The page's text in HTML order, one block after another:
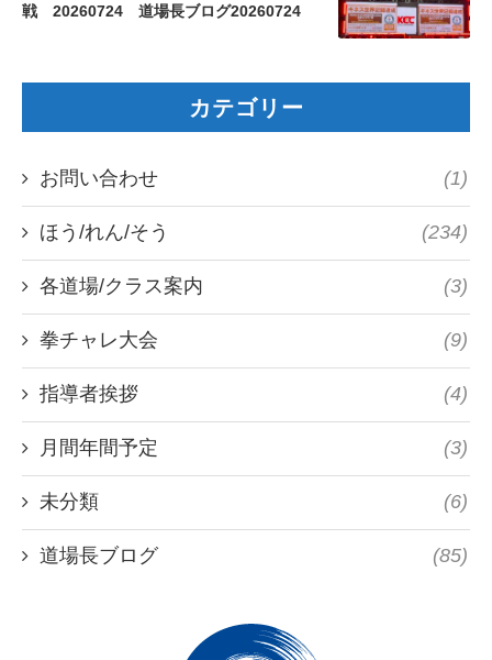
戦 20260724 道場長ブログ20260724
カテゴリー
お問い合わせ (1)
ほう/れん/そう (234)
各道場/クラス案内 (3)
拳チャレ大会 (9)
指導者挨拶 (4)
月間年間予定 (3)
未分類 (6)
道場長ブログ (85)